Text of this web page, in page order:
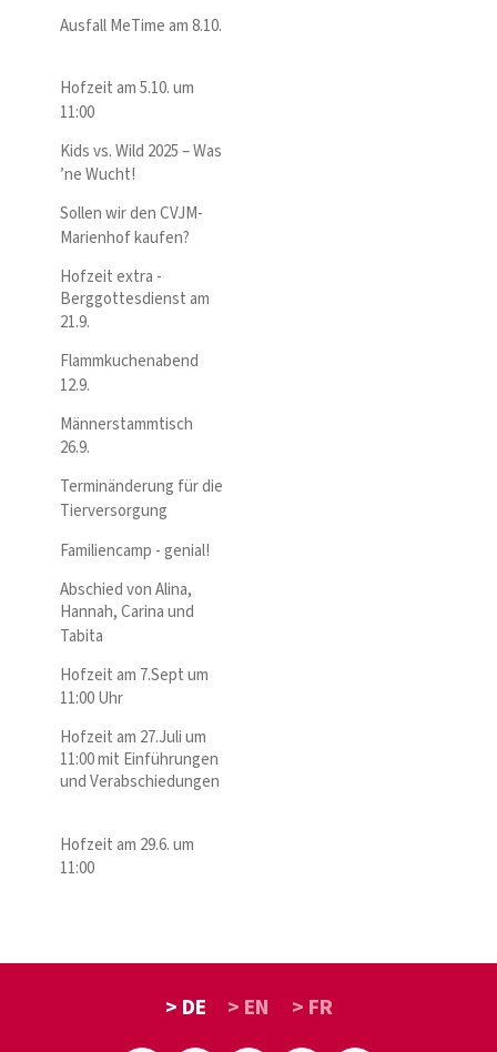
Ausfall MeTime am 8.10.
Hofzeit am 5.10. um
11:00
Kids vs. Wild 2025 – Was
’ne Wucht!
Sollen wir den CVJM-
Marienhof kaufen?
Hofzeit extra -
Berggottesdienst am
21.9.
Flammkuchenabend
12.9.
Männerstammtisch
26.9.
Terminänderung für die
Tierversorgung
Familiencamp - genial!
Abschied von Alina,
Hannah, Carina und
Tabita
Hofzeit am 7.Sept um
11:00 Uhr
Hofzeit am 27.Juli um
11:00 mit Einführungen
und Verabschiedungen
Hofzeit am 29.6. um
11:00
> DE > EN > FR